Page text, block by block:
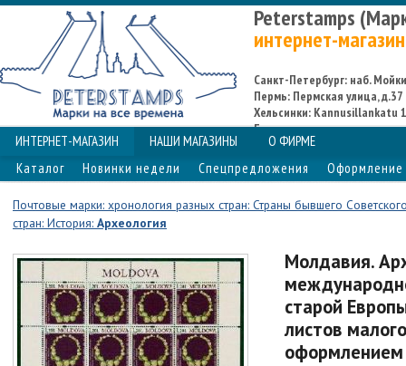
Peterstamps
интернет-магазин
Санкт-Петербург: наб.
Пермь: Пермская улица, д.37
Хельсинки: Kannusillankatu
Espoo
ИНТЕРНЕТ-МАГАЗИН НАШИ МАГАЗИНЫ
О ФИРМЕ
Каталог
Новинки недели Спецпредложения Оформление
Почтовые марки: хронология разных стран: Страны бывшего
стран: История: Археология
Молдавия.
старой
листов
оформлением